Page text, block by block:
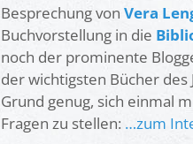
Besprechung von Vera
Buchvorstellung in die
noch der prominente
der wichtigsten Bücher
Grund genug, sich einmal
Fragen zu stellen: …zum